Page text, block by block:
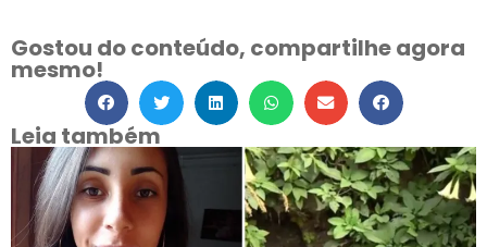
Gostou do conteúdo, compartilhe agora
mesmo!
Leia também